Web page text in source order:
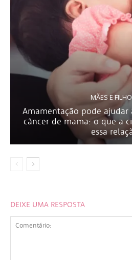
MÃES E
Amamentação pode
câncer de mama: o que a
essa
DEIXE UMA RESPOSTA